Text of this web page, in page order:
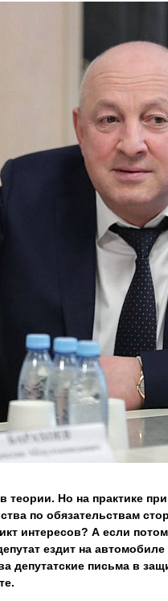
теории. Но на практике
по обязательствам
интересов? А если
ездит на
депутатские письма в